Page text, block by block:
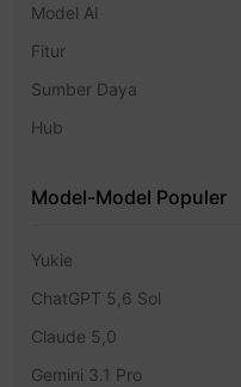
Model AI
Fitur
Sumber Daya
Hub
Model-Model Populer
Yukie
ChatGPT 5,6 Sol
Claude 5,0
Gemini 3.1 Pro